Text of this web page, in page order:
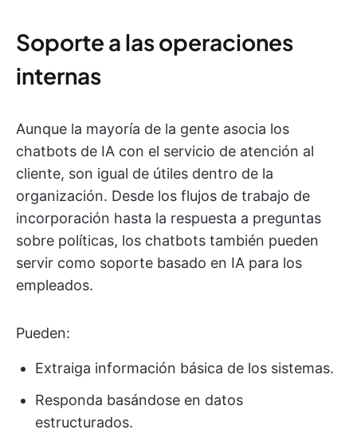
Soporte a las operaciones
internas
Aunque la mayoría de la gente asocia los
chatbots de IA con el servicio de atención al
cliente, son igual de útiles dentro de la
organización. Desde los flujos de trabajo de
incorporación hasta la respuesta a preguntas
sobre políticas, los chatbots también pueden
servir como soporte basado en IA para los
empleados.
Pueden:
Extraiga información básica de los sistemas.
Responda basándose en datos
estructurados.